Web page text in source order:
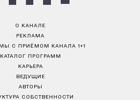
О КАНАЛЕ
РЕКЛАМА
С ПРИЁМОМ КАНАЛА 1+1
КАТАЛОГ ПРОГРАММ
КАРЬЕРА
ВЕДУЩИЕ
АВТОРЫ
СОБСТВЕННОСТИ